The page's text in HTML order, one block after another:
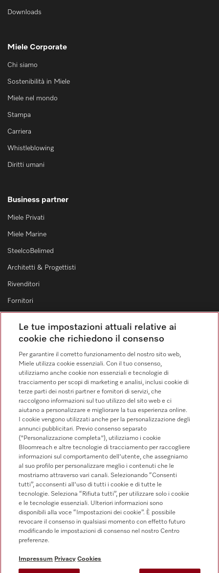
Downloads
Miele Corporate
Chi siamo
Sostenibilità in Miele
Miele nel mondo
Stampa
Carriera
Whistleblowing
Diritti umani
Business partner
Miele Privati
Miele Marine
SteelcoBelimed
Architetti & Progettisti
Rivenditori
Fornitori
Contatti
Elenco dei contatti
Vendita
0471 666 319
Servizio assistenza
0471 666 319
Segui Miele Professional
Tutela della privacy
Le tue impostazioni attuali relative ai
cookie che richiedono il consenso
Per garantire il corretto funzionamento del nostro sito web,
Miele utilizza cookie essenziali. Con il tuo consenso,
utilizziamo anche cookie non essenziali e tecnologie di
tracciamento per scopi di marketing e analisi, inclusi cookie di
terze parti dei nostri partner e fornitori di servizi, che
raccolgono informazioni sul tuo utilizzo del sito web e ci
aiutano a personalizzare e migliorare la tua esperienza online.
I cookie vengono utilizzati anche per la personalizzazione degli
annunci pubblicitari. Previo consenso separato
("Personalizzazione completa"), utilizziamo i cookie
Bloomreach e altre tecnologie di tracciamento per raccogliere
informazioni sul comportamento dell'utente, che assegniamo
al suo profilo per personalizzare meglio i contenuti che le
mostriamo attraverso vari canali. Selezionando “Consenti
tutti”, acconsenti all'uso di tutti i cookie e di tutte le
tecnologie. Seleziona “Rifiuta tutti”, per utilizzare solo i cookie
e le tecnologie essenziali. Ulteriori informazioni sono
disponibili alla voce “Impostazioni dei cookie”. È possibile
revocare il consenso in qualsiasi momento con effetto futuro
modificando le impostazioni di consenso nel nostro Centro
preferenze.
Impressum Privacy Cookies